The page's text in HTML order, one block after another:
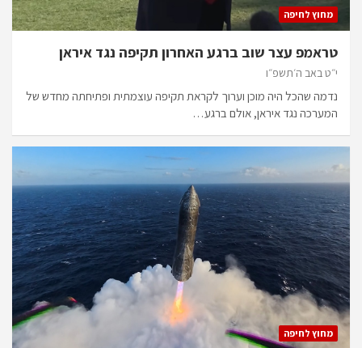
מחוץ לחיפה
טראמפ עצר שוב ברגע האחרון תקיפה נגד איראן
י״ט באב ה׳תשפ״ו
נדמה שהכל היה מוכן וערוך לקראת תקיפה עוצמתית ופתיחתה מחדש של
המערכה נגד איראן, אולם ברגע…
מחוץ לחיפה